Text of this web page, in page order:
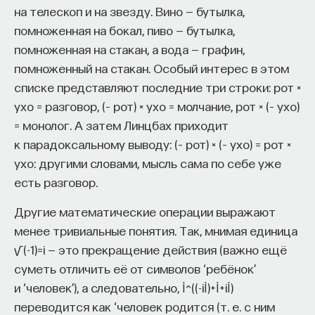
на телескоп и на звезду. Вино — бутылка,
помноженная на бокал, пиво — бутылка,
помноженная на стакан, а вода — графин,
помноженный на стакан. Особый интерес в этом
списке представляют последние три строки: рот ×
ухо = разговор, (– рот) × ухо = молчание, рот × (– ухо)
= монолог. А затем Линцбах приходит
к парадоксальному выводу: (– рот) × (– ухо) = рот ×
ухо: другими словами, мысль сама по себе уже
есть разговор.
Другие математические операции выражают
менее тривиальные понятия. Так, мнимая единица
√(-1)=i — это прекращение действия (важно ещё
суметь отличить её от символов ‘ребёнок’
и ‘человек’), а следовательно, İ^((-iİ)+İ+iİ)
переводится как ‘человек родится (т. е. с ним